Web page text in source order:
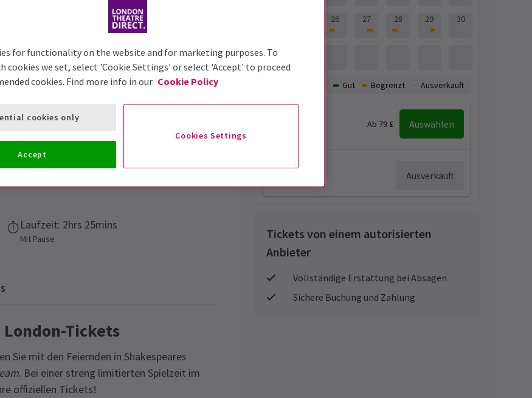
Tickets
Komödie Ein Sommernachtstraum
Vorstellungsdatum
Laufzeit: 2hrs 25mins
Mit Pause
Tickets
Sie mit den Feiernden in Shakespeares
. Bei einer streng limitierten Spielzeit im
offiziellen Tickets!
26 27 28 29 30
31
Ab 79 £ Auswählen
Ausverkauft
Gut Begrenzt Ausverkauft
Tickets von einem autorisierten
Anbieter
Vollständige Erstattung bei Absagen
Sichere Buchung und Zahlung
for functionality on the website and for marketing purposes. To
cookies we set, select 'Cookie Settings' or select 'Accept' to proceed
cookies. Find more info in our Cookie Policy
Cookies Settings
cookies only
Accept